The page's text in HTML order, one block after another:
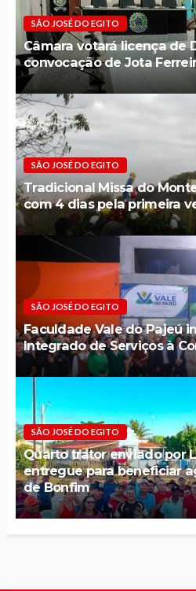
SÃO JOSÉ DO EGITO
Câmara votará licença de
convocação de Jota
SÃO JOSÉ DO EGITO
Tradicional Missa do
com 4 dias pela primeira
SÃO JOSÉ DO EGITO
Faculdade Vale do Pajeú
Integrado de Serviços à
SÃO JOSÉ DO EGITO
Quarto trator enviado por
entregue para beneficiar
de Bonfim